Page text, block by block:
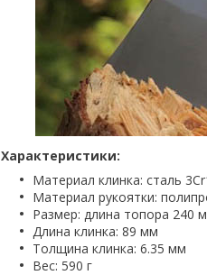
Характеристики:
Материал клинка: сталь
Материал рукоятки:
Размер: длина топора 240
Длина клинка: 89 мм
Толщина клинка: 6.35 мм
Вес: 590 г